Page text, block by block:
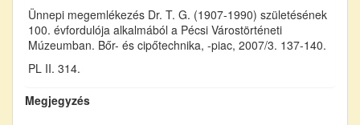
Ünnepi megemlékezés Dr. T. G. (1907-1990) születésének
100. évfordulója alkalmából a Pécsi Várostörténeti
Múzeumban. Bőr- és cipőtechnika, -piac, 2007/3. 137-140.
PL II. 314.
Megjegyzés